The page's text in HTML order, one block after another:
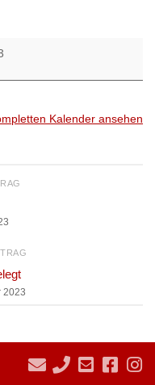
Kalender ansehen
2023